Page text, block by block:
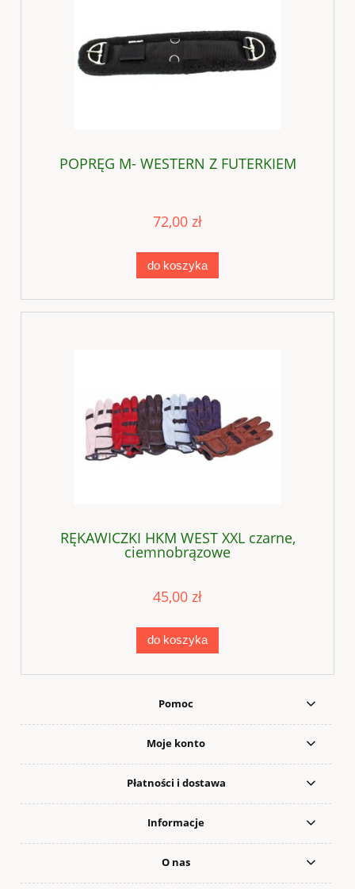
POPRĘG M- WESTERN Z FUTERKIEM
72,00 zł
do koszyka
RĘKAWICZKI HKM WEST XXL czarne,
ciemnobrązowe
45,00 zł
do koszyka
Pomoc
Moje konto
Płatności i dostawa
Informacje
O nas